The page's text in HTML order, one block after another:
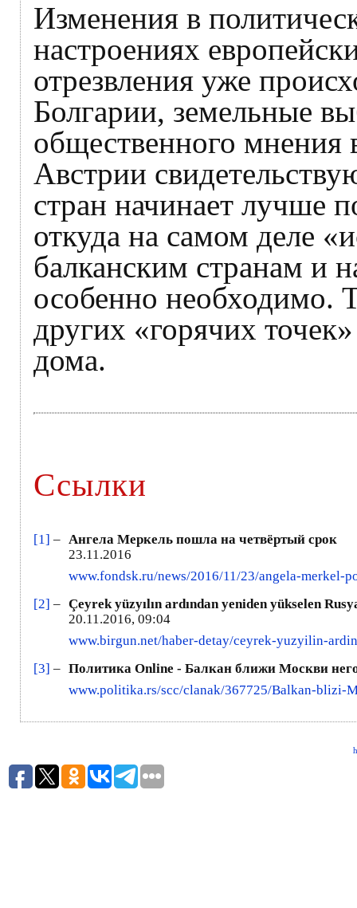
Изменения в
настроениях
отрезвления уже
Болгарии, земельные
общественного
Австрии
стран начинает лучше
откуда на самом деле
балканским странам и
особенно необходимо.
других «горячих
дома.
Ссылки
[1] – Ангела Меркель пошла на четвёртый срок
23.11.2016
www.fondsk.ru/news/2016/11/23/angela-merkel-
[2] – Çeyrek yüzyılın ardından yeniden yükselen
20.11.2016, 09:04
www.birgun.net/haber-detay/ceyrek-yuzyilin-
[3] – Политика Online - Балкан ближи Москви
www.politika.rs/scc/clanak/367725/Balkan-blizi-